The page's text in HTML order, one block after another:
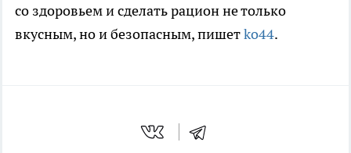
со здоровьем и сделать рацион не только
вкусным, но и безопасным, пишетko44.